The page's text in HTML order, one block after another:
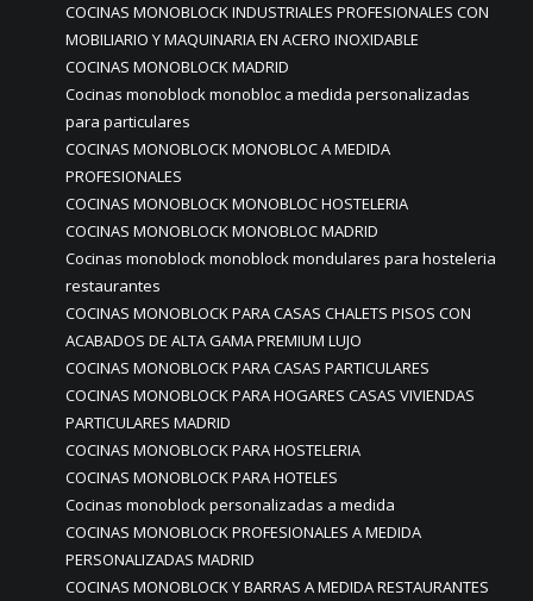
COCINAS MONOBLOCK INDUSTRIALES PROFESIONALES CON
MOBILIARIO Y MAQUINARIA EN ACERO INOXIDABLE
COCINAS MONOBLOCK MADRID
Cocinas monoblock monobloc a medida personalizadas
para particulares
COCINAS MONOBLOCK MONOBLOC A MEDIDA
PROFESIONALES
COCINAS MONOBLOCK MONOBLOC HOSTELERIA
COCINAS MONOBLOCK MONOBLOC MADRID
Cocinas monoblock monoblock mondulares para hosteleria
restaurantes
COCINAS MONOBLOCK PARA CASAS CHALETS PISOS CON
ACABADOS DE ALTA GAMA PREMIUM LUJO
COCINAS MONOBLOCK PARA CASAS PARTICULARES
COCINAS MONOBLOCK PARA HOGARES CASAS VIVIENDAS
PARTICULARES MADRID
COCINAS MONOBLOCK PARA HOSTELERIA
COCINAS MONOBLOCK PARA HOTELES
Cocinas monoblock personalizadas a medida
COCINAS MONOBLOCK PROFESIONALES A MEDIDA
PERSONALIZADAS MADRID
COCINAS MONOBLOCK Y BARRAS A MEDIDA RESTAURANTES